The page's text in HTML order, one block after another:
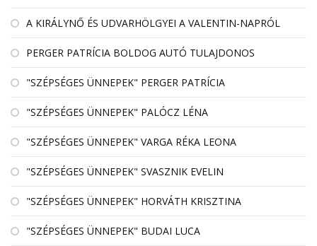
A KIRÁLYNŐ ÉS UDVARHÖLGYEI A VALENTIN-NAPRÓL
PERGER PATRÍCIA BOLDOG AUTÓ TULAJDONOS
"SZÉPSÉGES ÜNNEPEK" PERGER PATRÍCIA
"SZÉPSÉGES ÜNNEPEK" PALÓCZ LÉNA
"SZÉPSÉGES ÜNNEPEK" VARGA RÉKA LEONA
"SZÉPSÉGES ÜNNEPEK" SVASZNIK EVELIN
"SZÉPSÉGES ÜNNEPEK" HORVÁTH KRISZTINA
"SZÉPSÉGES ÜNNEPEK" BUDAI LUCA